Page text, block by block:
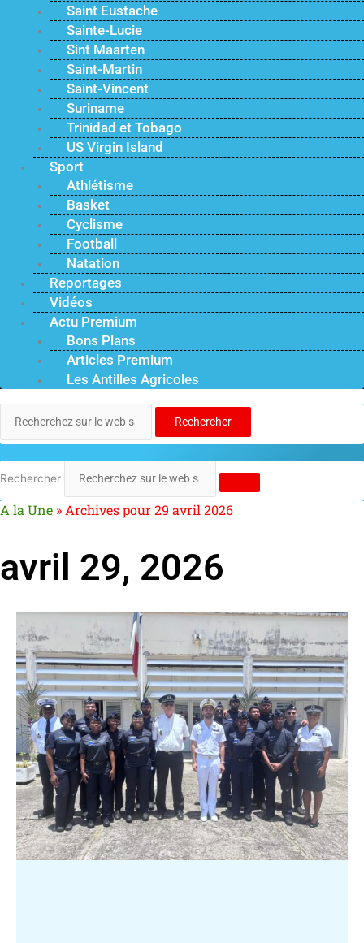
Saint Eustache
Sainte-Lucie
Sint Maarten
Saint-Martin
Saint-Vincent
Suriname
Trinidad et Tobago
US Virgin Island
Sport
Athlétisme
Basket
Cyclisme
Football
Natation
Reportages
Vidéos
Actu Premium
Bons Plans
Articles Premium
Les Antilles Agricoles
Rechercher
Rechercher
A la Une »Archives pour 29 avril 2026
avril 29, 2026